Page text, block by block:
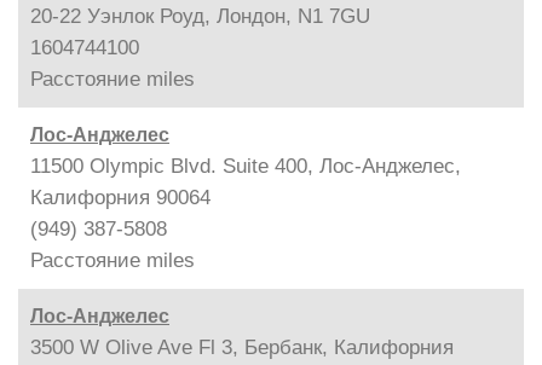
20-22 Уэнлок Роуд, Лондон, N1 7GU
1604744100
Расстояние miles
Лос-Анджелес
11500 Olympic Blvd. Suite 400, Лос-Анджелес,
Калифорния 90064
(949) 387-5808
Расстояние miles
Лос-Анджелес
3500 W Olive Ave Fl 3, Бербанк, Калифорния